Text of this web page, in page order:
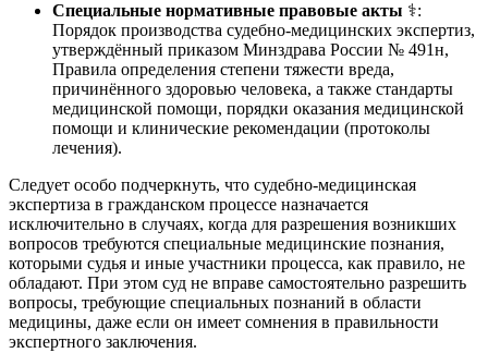
Специальные нормативные правовые акты ⚕️:
Порядок производства судебно-медицинских экспертиз,
утверждённый приказом Минздрава России № 491н,
Правила определения степени тяжести вреда,
причинённого здоровью человека, а также стандарты
медицинской помощи, порядки оказания медицинской
помощи и клинические рекомендации (протоколы
лечения).
Следует особо подчеркнуть, что судебно-медицинская
экспертиза в гражданском процессе назначается
исключительно в случаях, когда для разрешения возникших
вопросов требуются специальные медицинские познания,
которыми судья и иные участники процесса, как правило, не
обладают. При этом суд не вправе самостоятельно разрешить
вопросы, требующие специальных познаний в области
медицины, даже если он имеет сомнения в правильности
экспертного заключения.